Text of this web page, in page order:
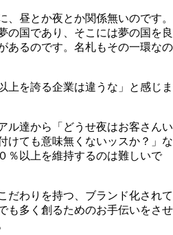
、昼とか夜とか関係無いのです。
の国であり、そこには夢の国を良
あるのです。名札もその一環なの
上を誇る企業は違うな」と感じま
ル達から「どうせ夜はお客さんい
けても意味無くないッスか？」な
％以上を維持するのは難しいで
だわりを持つ、ブランド化されて
も多く創るためのお手伝いをさせ